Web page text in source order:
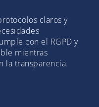
claros y
con el RGPD y
mientras
la transparencia.